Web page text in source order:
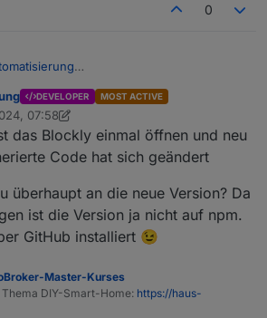
Response bekommst wenn die Datei
0
habe den timeout aber erst einmal so
dass ich mit dem Skript keine Probleme
DEVELOPER MOST ACTIVE
07:58
automatisierung
das Blockly einmal öffnen und neu
Code hat sich geändert
überhaupt an die neue Version? Da
ist die Version ja nicht auf npm.
GitHub installiert 😉
Master-Kurses
DIY-Smart-Home: https://haus-